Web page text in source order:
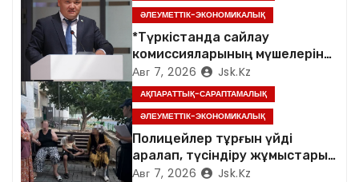
п
и
с
я
м
ӘЛЕУМЕТТІК-ЭКОНОМИКАЛЫҚ
*Түркістанда сайлау
комиссияларының мүшелеріне
арналған семинар өтті*
Авг 7, 2026 Jsk.kz
АҚПАРАТТЫҚ-САРАПТАМАЛЫҚ
ӘЛЕУМЕТТІК-ЭКОНОМИКАЛЫҚ
Полицейлер тұрғын үйді
аралап, түсіндіру жұмыстарын
жүргізді
Авг 7, 2026 Jsk.kz